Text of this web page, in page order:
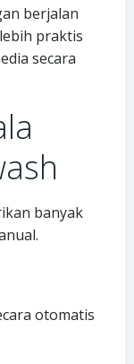
berjalan
praktis
secara
banyak
otomatis